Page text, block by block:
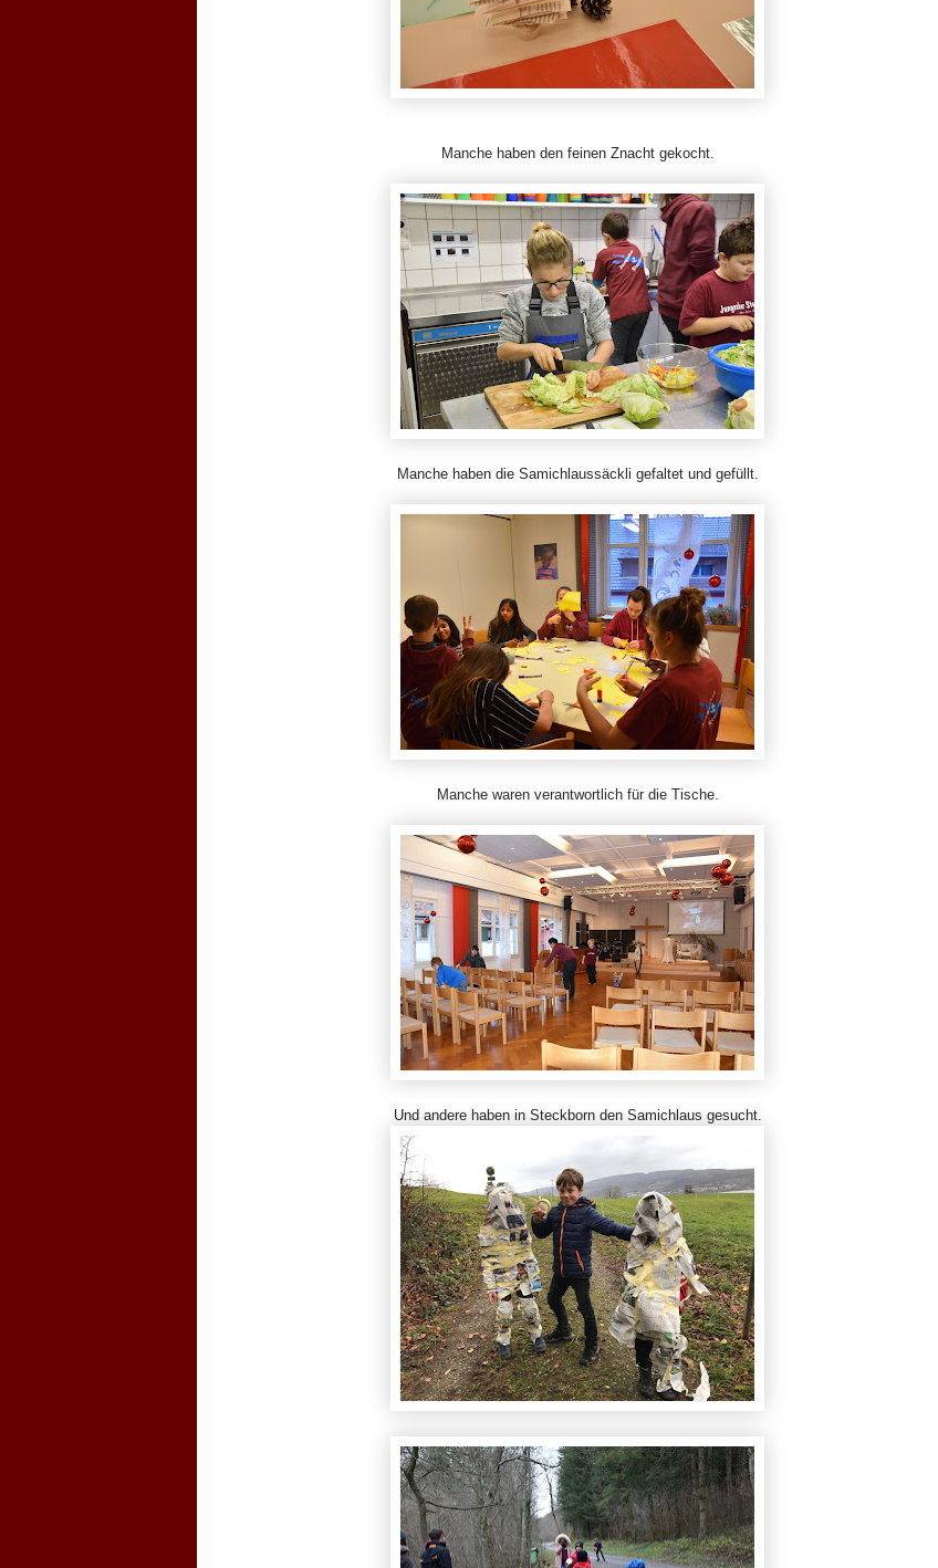
Manche haben den feinen Znacht gekocht.
Manche haben die Samichlaussäckli gefaltet und gefüllt.
Manche waren verantwortlich für die Tische.
Und andere haben in Steckborn den Samichlaus gesucht.